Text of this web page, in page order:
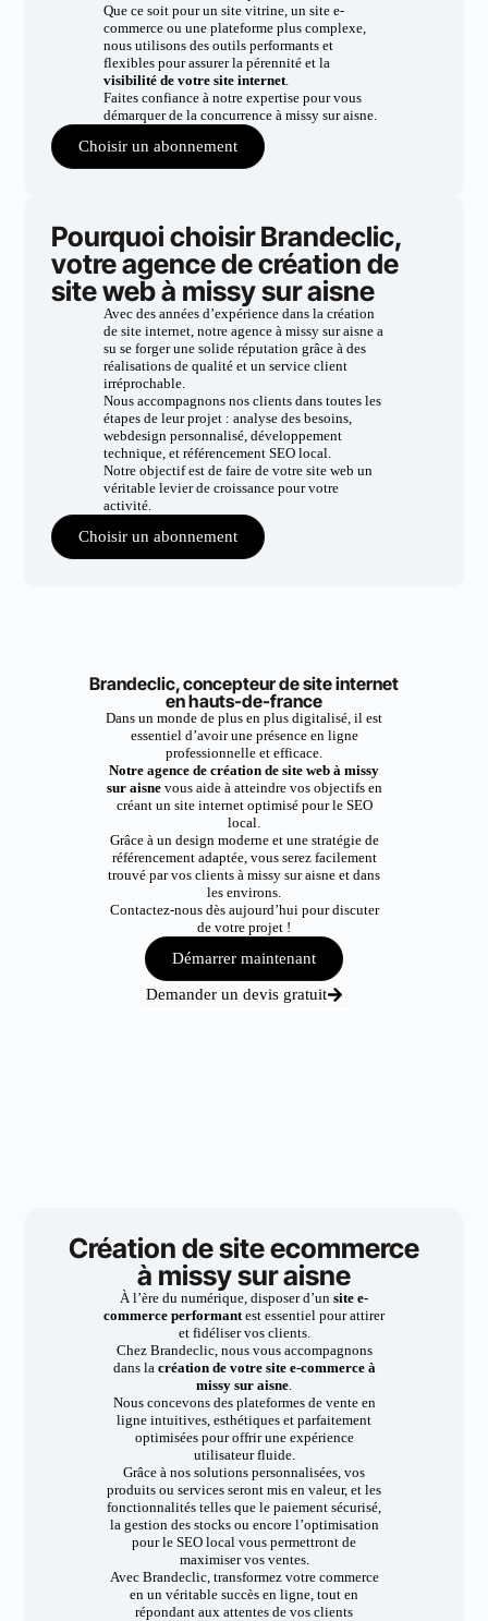
Que ce soit pour un site vitrine, un site e-
commerce ou une plateforme plus complexe,
nous utilisons des outils performants et
flexibles pour assurer la pérennité et la
visibilité de votre site internet.
Faites confiance à notre expertise pour vous
démarquer de la concurrence à missy sur aisne.
Choisir un abonnement
Pourquoi choisir Brandeclic,
votre agence de création de
site web à missy sur aisne
Avec des années d’expérience dans la création
de site internet, notre agence à missy sur aisne a
su se forger une solide réputation grâce à des
réalisations de qualité et un service client
irréprochable.
Nous accompagnons nos clients dans toutes les
étapes de leur projet : analyse des besoins,
webdesign personnalisé, développement
technique, et référencement SEO local.
Notre objectif est de faire de votre site web un
véritable levier de croissance pour votre
activité.
Choisir un abonnement
Brandeclic, concepteur de site internet
en hauts-de-france
Dans un monde de plus en plus digitalisé, il est
essentiel d’avoir une présence en ligne
professionnelle et efficace.
Notre agence de création de site web à missy
sur aisnevous aide à atteindre vos objectifs en
créant un site internet optimisé pour le SEO
local.
Grâce à un design moderne et une stratégie de
référencement adaptée, vous serez facilement
trouvé par vos clients à missy sur aisne et dans
les environs.
Contactez-nous dès aujourd’hui pour discuter
de votre projet !
Démarrer maintenant
Demander un devis gratuit
Création de site ecommerce
à missy sur aisne
À l’ère du numérique, disposer d’un site e-
commerce performantest essentiel pour attirer
et fidéliser vos clients.
Chez Brandeclic, nous vous accompagnons
dans la création de votre site e-commerce à
missy sur aisne.
Nous concevons des plateformes de vente en
ligne intuitives, esthétiques et parfaitement
optimisées pour offrir une expérience
utilisateur fluide.
Grâce à nos solutions personnalisées, vos
produits ou services seront mis en valeur, et les
fonctionnalités telles que le paiement sécurisé,
la gestion des stocks ou encore l’optimisation
pour le SEO local vous permettront de
maximiser vos ventes.
Avec Brandeclic, transformez votre commerce
en un véritable succès en ligne, tout en
répondant aux attentes de vos clients